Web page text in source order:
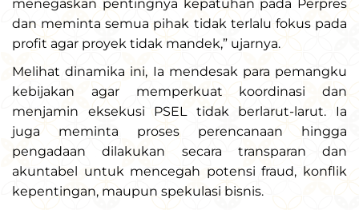
menegaskan pentingnya kepatuhan pada Perpres
dan meminta semua pihak tidak terlalu fokus pada
profit agar proyek tidak mandek,” ujarnya.
Melihat dinamika ini, Ia mendesak para pemangku
kebijakan agar memperkuat koordinasi dan
menjamin eksekusi PSEL tidak berlarut-larut. Ia
juga meminta proses perencanaan hingga
pengadaan dilakukan secara transparan dan
akuntabel untuk mencegah potensi fraud, konflik
kepentingan, maupun spekulasi bisnis.